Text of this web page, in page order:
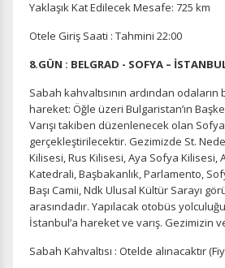
Yaklaşık Kat Edilecek Mesafe: 725 km
Otele Giriş Saati : Tahmini 22:00
8.GÜN : BELGRAD - SOFYA –
Sabah kahvaltısının ardından odaların
hareket: Öğle üzeri Bulgaristan’ın
Varışı takiben düzenlenecek olan
gerçekleştirilecektir. Gezimizde St.
Kilisesi, Rus Kilisesi, Aya Sofya Kilisesi,
Katedrali, Başbakanlık, Parlamento,
Başı Camii, Ndk Ulusal Kültür Sarayı
arasındadır. Yapılacak otobüs
İstanbul’a hareket ve varış. Gezimizin
Sabah Kahvaltısı : Otelde alınacaktır